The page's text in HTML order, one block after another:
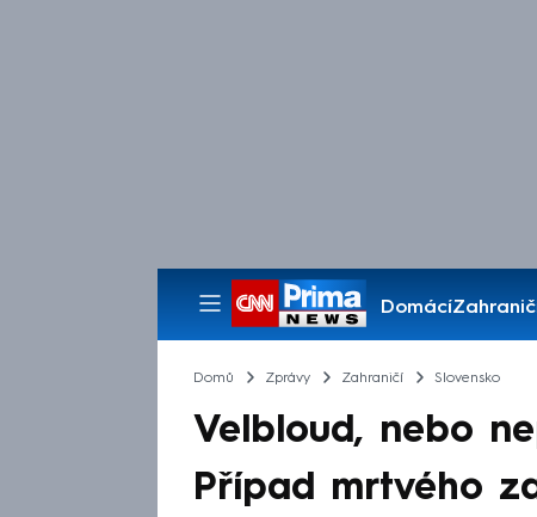
Domácí
Pořady
Domů Zprávy Zahraničí Slovensko
Velbloud, nebo
Případ mrtvého